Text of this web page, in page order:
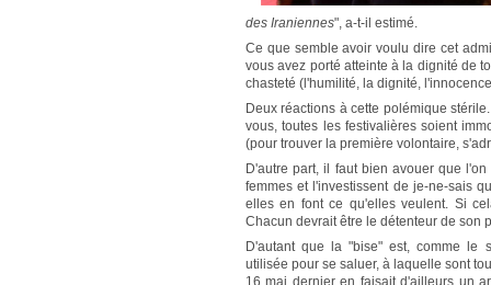
des Iraniennes", a-t-il estimé.
Ce que semble avoir voulu dire cet
vous avez porté atteinte à la dignité de
chasteté (l'humilité, la dignité,
Deux réactions à cette polémique
vous, toutes les festivalières soient
(pour trouver la première volontaire,
D'autre part, il faut bien avouer que
femmes et l'investissent de je-ne-sais
elles en font ce qu'elles veulent. Si
Chacun devrait être le détenteur de son
D'autant que la "bise" est, comme le
utilisée pour se saluer, à laquelle sont
16 mai dernier en faisait d'ailleurs un